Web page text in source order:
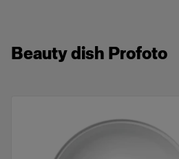
Beauty dish Profoto